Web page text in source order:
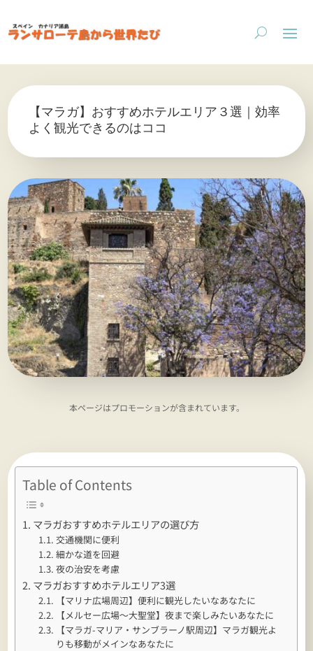
【マラガ】おすすめホテルエリア３選｜効率
よく観光できるのはココ
本ページはプロモーションが含まれています。
Table of Contents
マラガおすすめホテルエリアの選び方
交通機関に便利
細かな道を回避
夜の治安を考慮
マラガおすすめホテルエリア3選
【マリナ広場周辺】便利に観光したいなあなたに
【メルセー広場～大聖堂】夜まで楽しみたいあなたに
【マラガ-マリア・サンブラーノ駅周辺】マラガ観光よ
りも移動がメインなあなたに